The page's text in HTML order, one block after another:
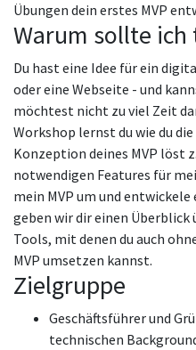
Übungen dein erstes MVP
Warum sollte ich
Du hast eine Idee für ein
oder eine Webseite - und
möchtest nicht zu viel Zeit
Workshop lernst du wie du
Konzeption deines MVP löst
notwendigen Features für
mein MVP um und entwickele
geben wir dir einen Überblick
Tools, mit denen du auch
MVP umsetzen kannst.
Zielgruppe
Geschäftsführer und
technischen